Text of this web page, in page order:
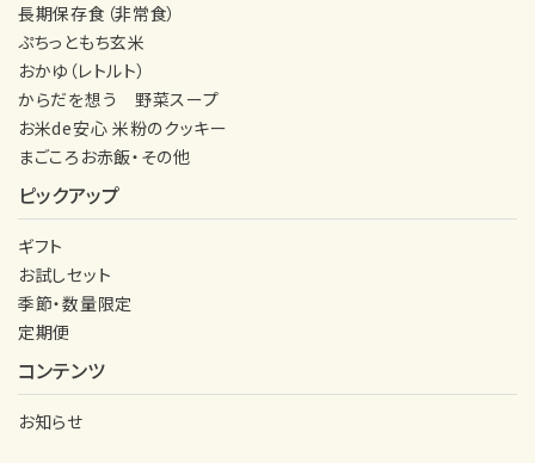
ご利用ガイド
プライバシーポリシー
特定商取引法について
お問い合わせ
長期保存食（非常食）
ぷちっともち玄米
おかゆ（レトルト）
からだを想う 野菜スープ
お米de安心 米粉のクッキー
まごころお赤飯・その他
ピックアップ
ギフト
お試しセット
季節・数量限定
定期便
コンテンツ
お知らせ